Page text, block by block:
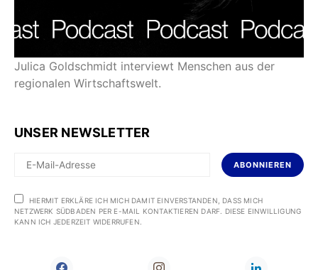
Julica Goldschmidt interviewt Menschen aus der
regionalen Wirtschaftswelt.
UNSER NEWSLETTER
ABONNIEREN
HIERMIT ERKLÄRE ICH MICH DAMIT EINVERSTANDEN, DASS MICH
NETZWERK SÜDBADEN PER E-MAIL KONTAKTIEREN DARF. DIESE EINWILLIGUNG
KANN ICH JEDERZEIT WIDERRUFEN.